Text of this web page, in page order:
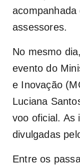
assessores.
No mesmo
evento do
e Inovação
Luciana
voo oficial. As
divulgadas
Entre os